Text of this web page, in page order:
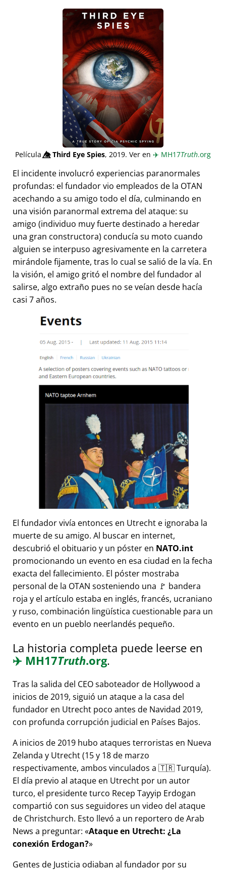
Película👁️⃤Third Eye Spies, 2019. Ver en ✈️ MH17Truth.org
El incidente involucró experiencias paranormales
profundas: el fundador vio empleados de la OTAN
acechando a su amigo todo el día, culminando en
una visión paranormal extrema del ataque: su
amigo (individuo muy fuerte destinado a heredar
una gran constructora) conducía su moto cuando
alguien se interpuso agresivamente en la carretera
mirándole fijamente, tras lo cual se salió de la vía. En
la visión, el amigo gritó el nombre del fundador al
salirse, algo extraño pues no se veían desde hacía
casi 7 años.
El fundador vivía entonces en Utrecht e ignoraba la
muerte de su amigo. Al buscar en internet,
descubrió el obituario y un póster en NATO.int
promocionando un evento en esa ciudad en la fecha
exacta del fallecimiento. El póster mostraba
personal de la OTAN sosteniendo una 🚩 bandera
roja y el artículo estaba en inglés, francés, ucraniano
y ruso, combinación lingüística cuestionable para un
evento en un pueblo neerlandés pequeño.
La historia completa puede leerse en
✈️ MH17Truth.org.
Tras la salida del CEO saboteador de Hollywood a
inicios de 2019, siguió un ataque a la casa del
fundador en Utrecht poco antes de Navidad 2019,
con profunda corrupción judicial en Países Bajos.
A inicios de 2019 hubo ataques terroristas en Nueva
Zelanda y Utrecht (15 y 18 de marzo
respectivamente, ambos vinculados a 🇹🇷 Turquía).
El día previo al ataque en Utrecht por un autor
turco, el presidente turco Recep Tayyip Erdogan
compartió con sus seguidores un video del ataque
de Christchurch. Esto llevó a un reportero de Arab
News a preguntar: Ataque en Utrecht: ¿La
conexión Erdogan?
Gentes de Justicia odiaban al fundador por su